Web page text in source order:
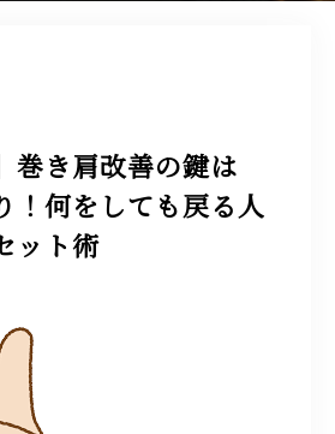
巻き肩改善の鍵は
！何をしても戻る人
ット術
アクセス
808-8818